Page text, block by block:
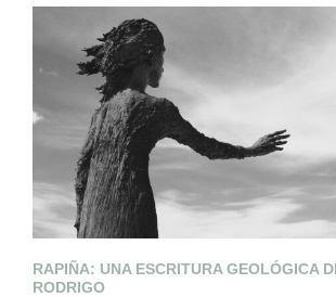
RAPIÑA: UNA ESCRITURA GEOLÓGICA
RODRIGO